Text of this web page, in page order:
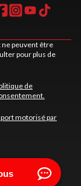
peuvent être
pour plus de
de
motorisé par